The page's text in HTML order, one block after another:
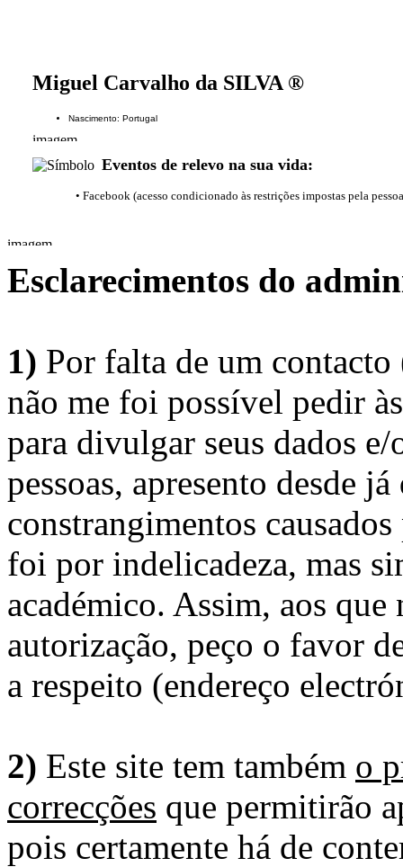
Miguel Carvalho da SILVA ®
Nascimento: Portugal
Eventos de relevo na sua vida:
• Facebook (acesso condicionado às restrições impostas pela
Esclarecimentos do
1) Por falta de um
não me foi possível pedir
para divulgar seus dados
pessoas, apresento desde
constrangimentos
foi por indelicadeza, mas
académico. Assim, aos
autorização, peço o favor
a respeito (endereço
2) Este site tem também o
correcções que permitirão
pois certamente há de